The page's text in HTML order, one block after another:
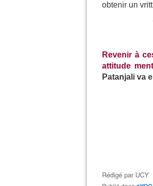
obtenir un
Revenir à
attitude
Patanjali va
Rédigé par UCY